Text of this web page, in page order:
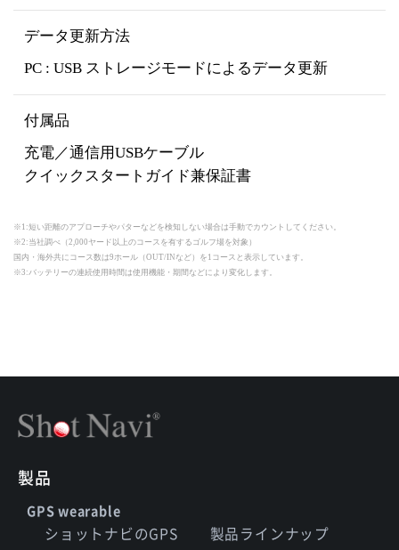
データ更新方法
PC : USB ストレージモードによるデータ更新
付属品
充電／通信用USBケーブル
クイックスタートガイド兼保証書
※1:短い距離のアプローチやパターなどを検知しない場合は手動でカウントしてください。
※2:当社調べ（2,000ヤード以上のコースを有するゴルフ場を対象）
国内・海外共にコース数は9ホール（OUT/INなど）を1コースと表示しています。
※3:バッテリーの連続使用時間は使用機能・期間などにより変化します。
製品
GPS wearable
ショットナビのGPS 製品ラインナップ